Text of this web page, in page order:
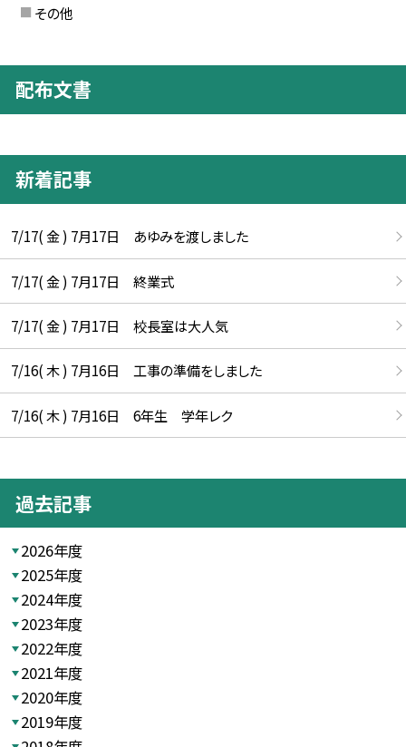
その他
配布文書
新着記事
7/17( 金 ) 7月17日 あゆみを渡しました
7/17( 金 ) 7月17日 終業式
7/17( 金 ) 7月17日 校長室は大人気
7/16( 木 ) 7月16日 工事の準備をしました
7/16( 木 ) 7月16日 6年生 学年レク
過去記事
2026年度
2025年度
2024年度
2023年度
2022年度
2021年度
2020年度
2019年度